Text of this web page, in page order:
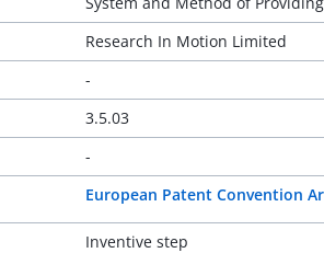
Research In Motion Limited
-
3.5.03
-
European Patent Convention
Inventive step